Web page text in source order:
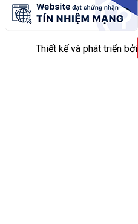
Thiết kế và phát triển bởi